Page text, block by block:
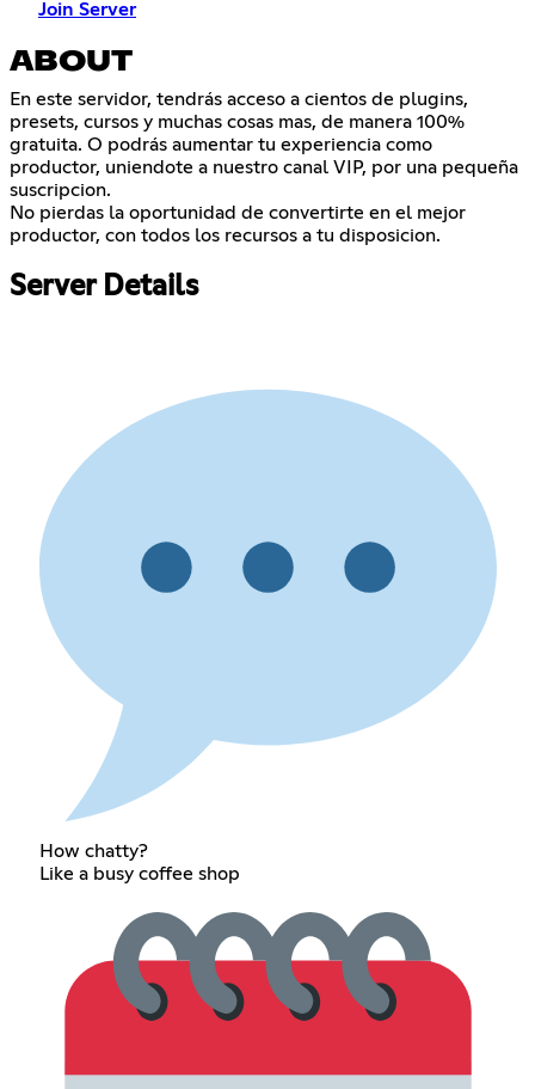
Join Server
ABOUT
En este servidor, tendrás acceso a cientos de plugins,
presets, cursos y muchas cosas mas, de manera 100%
gratuita. O podrás aumentar tu experiencia como
productor, uniendote a nuestro canal VIP, por una pequeña
suscripcion.
No pierdas la oportunidad de convertirte en el mejor
productor, con todos los recursos a tu disposicion.
Server Details
How chatty?
Like a busy coffee shop